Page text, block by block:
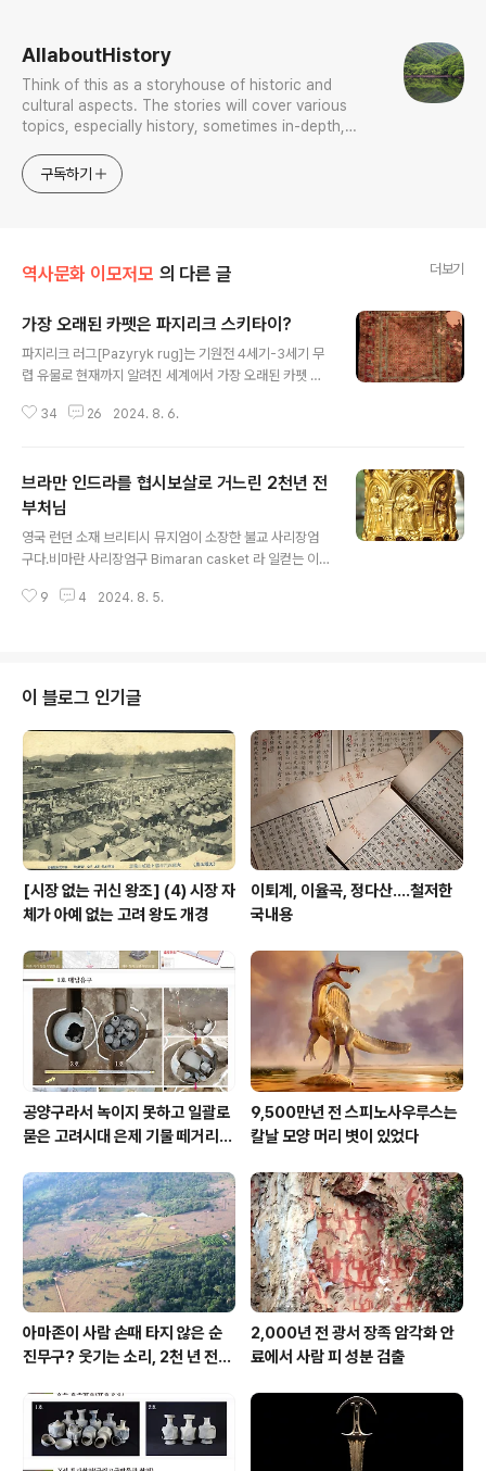
AllaboutHistory
Think of this as a storyhouse of historic and
cultural aspects. The stories will cover various
topics, especially history, sometimes in-depth,
approach will be to resist any common sense or
generalized viewpoint
구독하기
역사문화 이모저모 의 다른 글 더보기
가장 오래된 카펫은 파지리크 스키타이?
파지리크 러그[Pazyryk rug]는 기원전 4세기-3세기 무
렵 유물로 현재까지 알려진 세계에서 가장 오래된 카펫 중
관에 있다. 이 파지릭 카펫은 1949년 카자흐스탄 알타이
에 언 상태라 보존상태가 아주 좋다. 그 가운데는 리본 패턴
이 있고, 테두리에는 사슴과 말을 탄 전사들 모습이 있다.
모든 재질은 양모다. 고대 아르메니아, 페르시아, 또는 중앙
아시아에서 생산했을 것으로 보는 이 카펫은 현대 용어로
"기오르데스 매듭Ghiordes knot(또는 "터키 매듭Turki
sh knot")"이라고도 하는, dm²당 3천600개 대..
34 26 2024. 8. 6.
브라만 인드라를 협시보살로 거느린 2천년 전
부처님
영국 런던 소재 브리티시 뮤지엄이 소장한 불교 사리장엄
구다.비마란 사리장엄구 Bimaran casket 라 일컫는 이
마란에 있는 탑 도굴품이다.당연히 초기 불교 예술과 붓다
Brahma[브라흐마, 범천梵天]와 인드라Indra[제석천帝
釋天]를 협시보살로 거느린 중앙 부처상을 전면에 내세운
다.본래 불교는 힌두교에 대항하면서 일어났지만, 그것을
억누르고 짓누르는 방식은 저리 간단했다. 저들이 중요한
신 혹은 그에 버금하는 존재들을 부처의 협시보살로 갖다
놓은 것이다. 이는 결국 불교가 인..
9 4 2024. 8. 5.
이 블로그 인기글
[시장 없는 귀신 왕조] (4) 시장 자
체가 아예 없는 고려 왕도 개경
이퇴계, 이율곡, 정다산....철저한
국내용
공양구라서 녹이지 못하고 일괄로
묻은 고려시대 은제 기물 떼거리로
9,500만년 전 스피노사우루스는
칼날 모양 머리 볏이 있었다
아마존이 사람 손때 타지 않은 순
진무구? 웃기는 소리, 2천 년 전에
2,000년 전 광서 장족 암각화 안
료에서 사람 피 성분 검출